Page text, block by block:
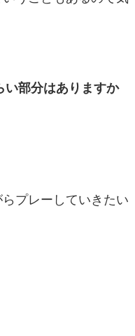
部分はありますか
プレーしていきたい